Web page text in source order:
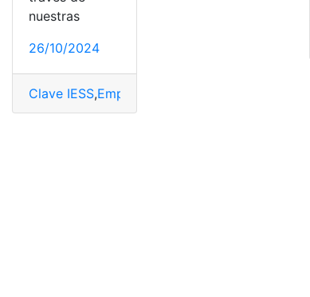
nuestras
26/10/2024
Clave IESS,Empleador